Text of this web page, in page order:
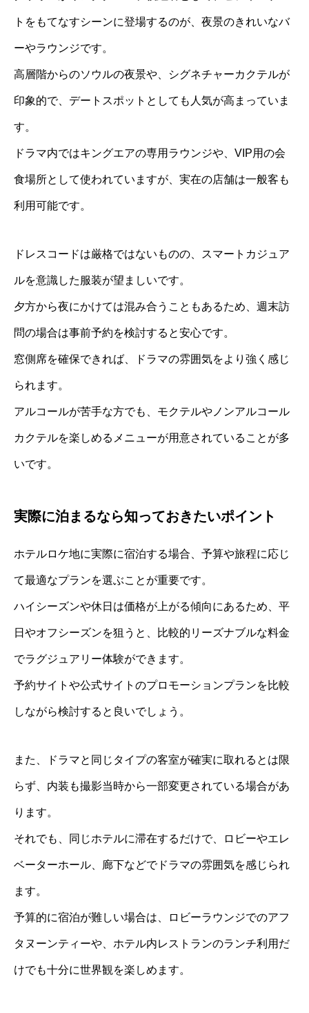
トをもてなすシーンに登場するのが、夜景のきれいなバ
ーやラウンジです。
高層階からのソウルの夜景や、シグネチャーカクテルが
印象的で、デートスポットとしても人気が高まっていま
す。
ドラマ内ではキングエアの専用ラウンジや、VIP用の会
食場所として使われていますが、実在の店舗は一般客も
利用可能です。
ドレスコードは厳格ではないものの、スマートカジュア
ルを意識した服装が望ましいです。
夕方から夜にかけては混み合うこともあるため、週末訪
問の場合は事前予約を検討すると安心です。
窓側席を確保できれば、ドラマの雰囲気をより強く感じ
られます。
アルコールが苦手な方でも、モクテルやノンアルコール
カクテルを楽しめるメニューが用意されていることが多
いです。
実際に泊まるなら知っておきたいポイント
ホテルロケ地に実際に宿泊する場合、予算や旅程に応じ
て最適なプランを選ぶことが重要です。
ハイシーズンや休日は価格が上がる傾向にあるため、平
日やオフシーズンを狙うと、比較的リーズナブルな料金
でラグジュアリー体験ができます。
予約サイトや公式サイトのプロモーションプランを比較
しながら検討すると良いでしょう。
また、ドラマと同じタイプの客室が確実に取れるとは限
らず、内装も撮影当時から一部変更されている場合があ
ります。
それでも、同じホテルに滞在するだけで、ロビーやエレ
ベーターホール、廊下などでドラマの雰囲気を感じられ
ます。
予算的に宿泊が難しい場合は、ロビーラウンジでのアフ
タヌーンティーや、ホテル内レストランのランチ利用だ
けでも十分に世界観を楽しめます。